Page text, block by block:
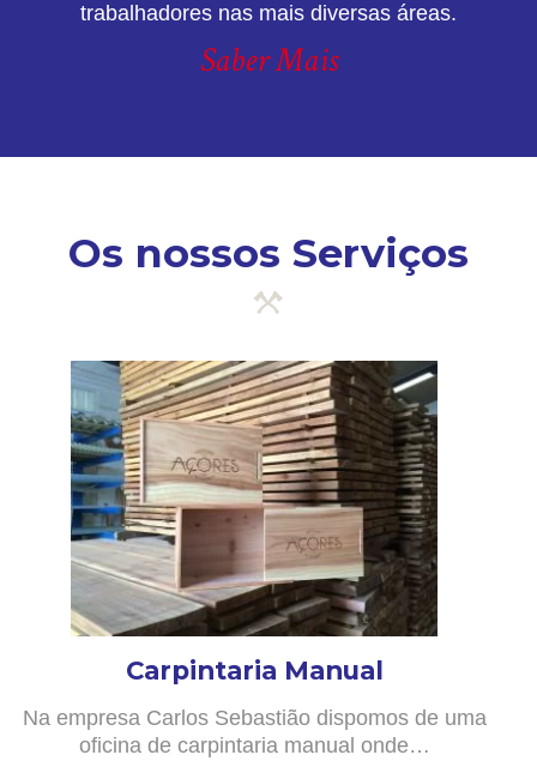
trabalhadores nas mais diversas áreas.
Saber Mais
Os nossos Serviços
Carpintaria Manual
Na empresa Carlos Sebastião dispomos de uma
oficina de carpintaria manual onde…